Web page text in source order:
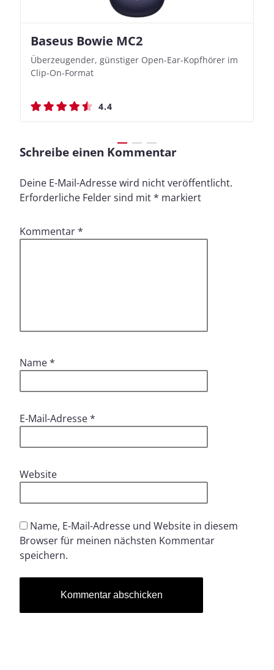
Baseus Bowie MC2
Überzeugender, günstiger Open-Ear-Kopfhörer im
Clip-On-Format
4.4
Nothing Ear (3a)
Bassbetonte True Wireless In-Ears mit cleveren
Aufnahmefunktionen
4.4
JBL Live 780NC
Stylischer Over-Ear mit sattem Klang und
beeindruckender Ausdauer
4.5
JBL Live 780NC
Stylischer Over-Ear mit sattem Klang und
beeindruckender Ausdauer
4.5
Schreibe einen Kommentar
Deine E-Mail-Adresse wird nicht veröffentlicht.
Erforderliche Felder sind mit* markiert
Kommentar*
Name*
E-Mail-Adresse*
Website
Name, E-Mail-Adresse und Website in diesem
Browser für meinen nächsten Kommentar
speichern.